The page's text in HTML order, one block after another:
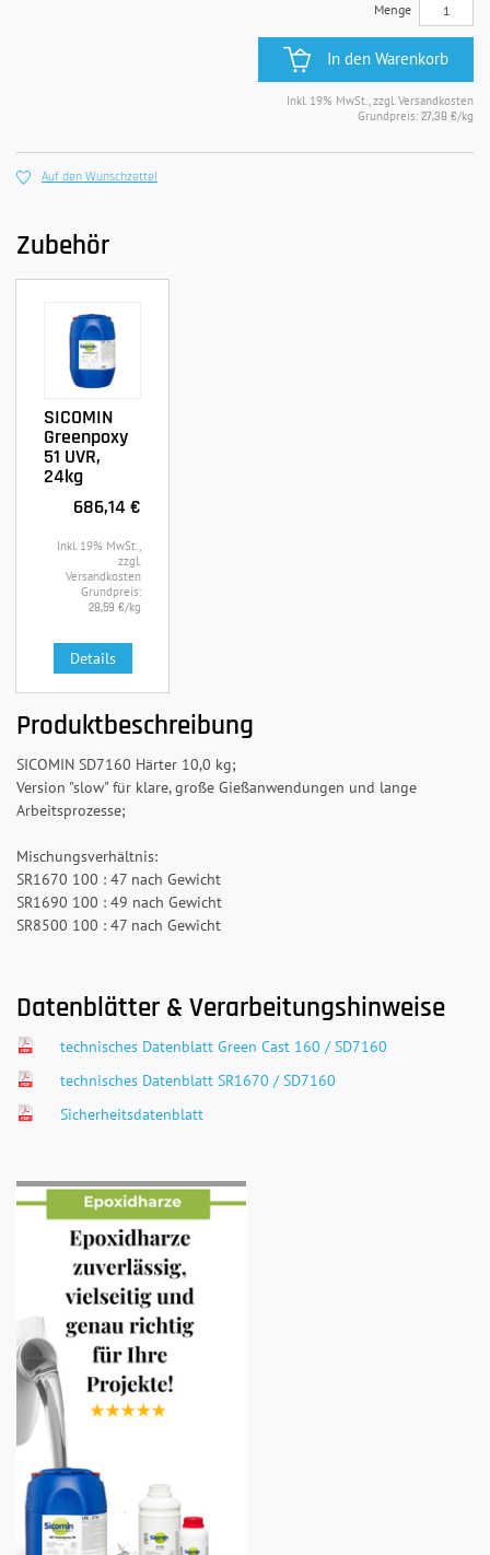
Menge
In den Warenkorb
Inkl. 19% MwSt., zzgl. Versandkosten
Grundpreis: 27,38 €/kg
Auf den Wunschzettel
Zubehör
SICOMIN
Greenpoxy
51 UVR,
24kg
686,14 €
Inkl. 19% MwSt.,
zzgl.
Versandkosten
Grundpreis:
28,59 €/kg
Details
Produktbeschreibung
SICOMIN SD7160 Härter 10,0 kg;
Version "slow" für klare, große Gießanwendungen und lange
Arbeitsprozesse;
Mischungsverhältnis:
SR1670 100 : 47 nach Gewicht
SR1690 100 : 49 nach Gewicht
SR8500 100 : 47 nach Gewicht
Datenblätter & Verarbeitungshinweise
technisches Datenblatt Green Cast 160 / SD7160
technisches Datenblatt SR1670 / SD7160
Sicherheitsdatenblatt